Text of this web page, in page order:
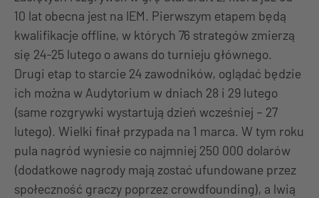
10 lat obecna jest na IEM. Pierwszym etapem będą
kwalifikacje offline, w których 76 strategów zmierzą
się 24-25 lutego o awans do turnieju głównego.
Drugi etap to starcie 24 zawodników, oglądać będzie
ich można w Audytorium w dniach 28 i 29 lutego
(same rozgrywki wystartują dzień wcześniej – 27
lutego). Wielki finał przypada na 1 marca. W tym roku
pula nagród wyniesie co najmniej 250 000 dolarów
(dodatkowe nagrody mają zostać ufundowane przez
społeczność graczy poprzez crowdfounding), a lwią